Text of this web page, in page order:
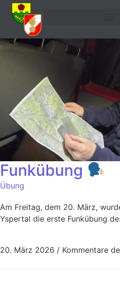
Funkübung
Übung
Am Freitag, dem 20. März,
Yspertal die erste Funkübung
20. März 2026 / Kommentare